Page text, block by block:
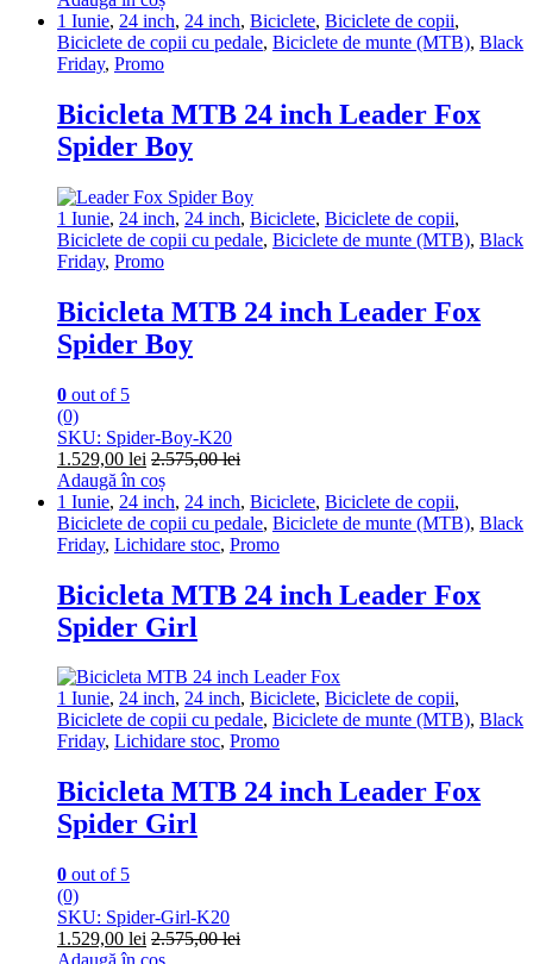
1 Iunie, 24 inch, 24 inch, Biciclete, Biciclete de copii,
Biciclete de copii cu pedale, Biciclete de munte (MTB), Black
Friday, Promo
Bicicleta MTB 24 inch Leader Fox
Spider Boy
1 Iunie, 24 inch, 24 inch, Biciclete, Biciclete de copii,
Biciclete de copii cu pedale, Biciclete de munte (MTB), Black
Friday, Promo
Bicicleta MTB 24 inch Leader Fox
Spider Boy
0 out of 5
(0)
SKU: Spider-Boy-K20
1.529,00 lei 2.575,00lei
Adaugă în coș
1 Iunie, 24 inch, 24 inch, Biciclete, Biciclete de copii,
Biciclete de copii cu pedale, Biciclete de munte (MTB), Black
Friday, Lichidare stoc, Promo
Bicicleta MTB 24 inch Leader Fox
Spider Girl
1 Iunie, 24 inch, 24 inch, Biciclete, Biciclete de copii,
Biciclete de copii cu pedale, Biciclete de munte (MTB), Black
Friday, Lichidare stoc, Promo
Bicicleta MTB 24 inch Leader Fox
Spider Girl
0 out of 5
(0)
SKU: Spider-Girl-K20
1.529,00 lei 2.575,00lei